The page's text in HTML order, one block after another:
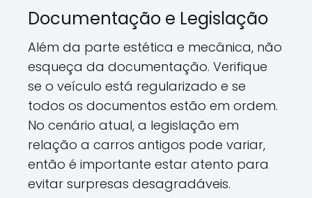
Documentação e Legislação
Além da parte estética e mecânica, não
esqueça da documentação. Verifique
se o veículo está regularizado e se
todos os documentos estão em ordem.
No cenário atual, a legislação em
relação a carros antigos pode variar,
então é importante estar atento para
evitar surpresas desagradáveis.